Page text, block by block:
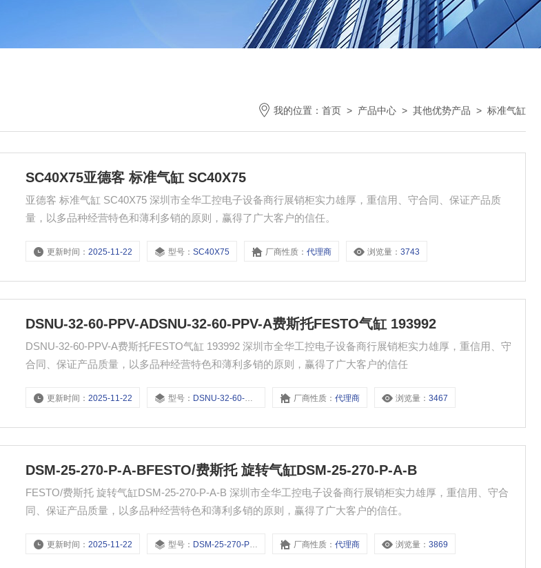
我的位置： 首页 > 产品中心 > 其他优势产品 > 标准气缸
SC40X75亚德客 标准气缸 SC40X75
亚德客 标准气缸 SC40X75 深圳市全华工控电子设备商行展销柜实力雄厚，重信用、守合同、保证产品质
量，以多品种经营特色和薄利多销的原则，赢得了广大客户的信任。
更新时间：2025-11-22 型号：SC40X75 厂商性质：代理商 浏览量：3743
DSNU-32-60-PPV-ADSNU-32-60-PPV-A费斯托FESTO气缸 193992
DSNU-32-60-PPV-A费斯托FESTO气缸 193992 深圳市全华工控电子设备商行展销柜实力雄厚，重信用、守
合同、保证产品质量，以多品种经营特色和薄利多销的原则，赢得了广大客户的信任
更新时间：2025-11-22 型号： DSNU-32-60-PPV-A 厂商性质：代理商 浏览量：3467
DSM-25-270-P-A-BFESTO/费斯托 旋转气缸DSM-25-270-P-A-B
FESTO/费斯托 旋转气缸DSM-25-270-P-A-B 深圳市全华工控电子设备商行展销柜实力雄厚，重信用、守合
同、保证产品质量，以多品种经营特色和薄利多销的原则，赢得了广大客户的信任。
更新时间：2025-11-22 型号： DSM-25-270-P-A-B 厂商性质：代理商 浏览量：3869